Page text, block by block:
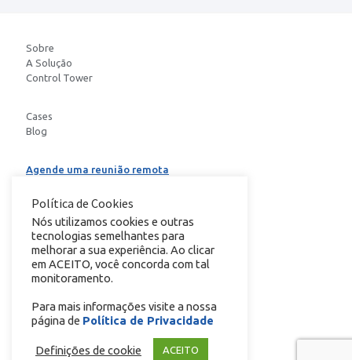
Sobre
A Solução
Control Tower
Cases
Blog
Agende uma reunião remota
conheça nosso
Copyright © 2024 Todos os direitos reservados.
Política de Privacidade
Política de Cookies
Nós utilizamos cookies e outras
tecnologias semelhantes para
melhorar a sua experiência. Ao clicar
em ACEITO, você concorda com tal
monitoramento.
Para mais informações visite a nossa
página de Política de Privacidade
Definições de cookie ACEITO